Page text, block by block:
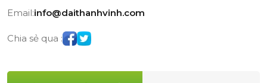
Email:info@daithanhvinh.com
Chia sẻ qua :